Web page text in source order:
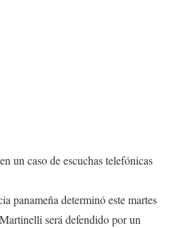
un caso de escuchas telefónicas
panameña determinó este martes
será defendido por un